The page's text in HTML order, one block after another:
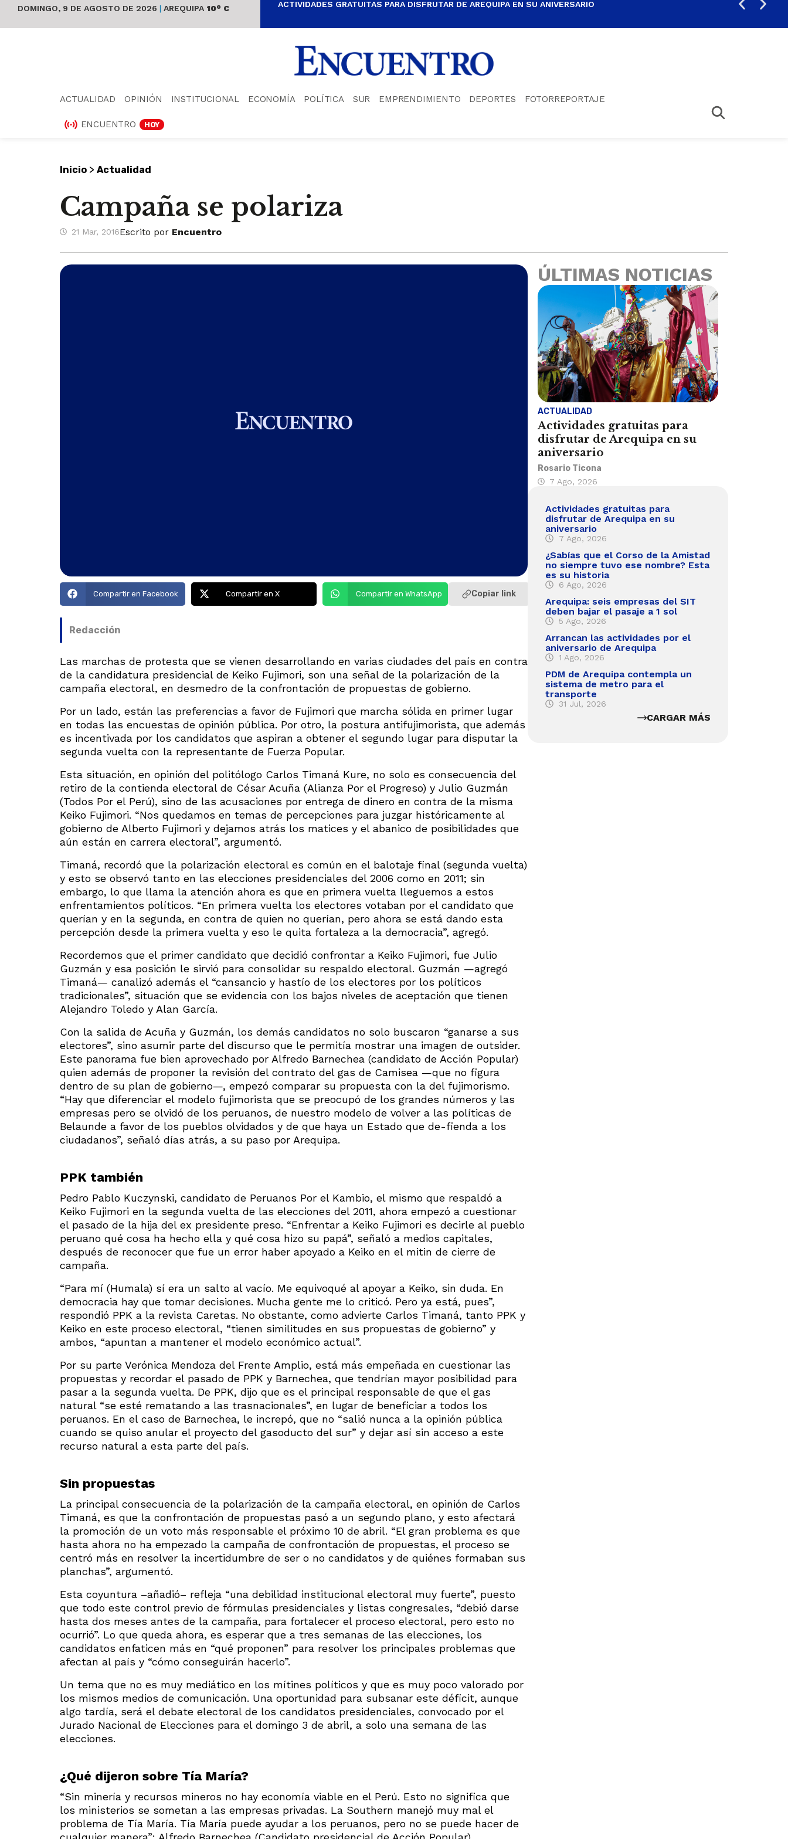
DOMINGO, 9 DE AGOSTO DE 2026 | AREQUIPA 10° C ACTIVIDADES GRATUITAS PARA DISFRUTAR DE AREQUIPA EN SU ANIVERSARIO
ACTUALIDAD OPINIÓN INSTITUCIONAL ECONOMÍA POLÍTICA SUR EMPRENDIMIENTO DEPORTES FOTORREPORTAJE
ENCUENTRO HOY
Inicio > Actualidad
Campaña se polariza
21 Mar, 2016Escrito por Encuentro
Compartir en Facebook Compartir en X Compartir en WhatsApp Copiar link
Redacción
Las marchas de protesta que se vienen desarrollando en varias ciudades del país en contra
de la candidatura presidencial de Keiko Fujimori, son una señal de la polarización de la
campaña electoral, en desmedro de la confrontación de propuestas de gobierno.
Por un lado, están las preferencias a favor de Fujimori que marcha sólida en primer lugar
en todas las encuestas de opinión pública. Por otro, la postura antifujimorista, que además
es incentivada por los candidatos que aspiran a obtener el segundo lugar para disputar la
segunda vuelta con la representante de Fuerza Popular.
Esta situación, en opinión del politólogo Carlos Timaná Kure, no solo es consecuencia del
retiro de la contienda electoral de César Acuña (Alianza Por el Progreso) y Julio Guzmán
(Todos Por el Perú), sino de las acusaciones por entrega de dinero en contra de la misma
Keiko Fujimori. “Nos quedamos en temas de percepciones para juzgar históricamente al
gobierno de Alberto Fujimori y dejamos atrás los matices y el abanico de posibilidades que
aún están en carrera electoral”, argumentó.
Timaná, recordó que la polarización electoral es común en el balotaje final (segunda vuelta)
y esto se observó tanto en las elecciones presidenciales del 2006 como en 2011; sin
embargo, lo que llama la atención ahora es que en primera vuelta lleguemos a estos
enfrentamientos políticos. “En primera vuelta los electores votaban por el candidato que
querían y en la segunda, en contra de quien no querían, pero ahora se está dando esta
percepción desde la primera vuelta y eso le quita fortaleza a la democracia”, agregó.
Recordemos que el primer candidato que decidió confrontar a Keiko Fujimori, fue Julio
Guzmán y esa posición le sirvió para consolidar su respaldo electoral. Guzmán —agregó
Timaná— canalizó además el “cansancio y hastío de los electores por los políticos
tradicionales”, situación que se evidencia con los bajos niveles de aceptación que tienen
Alejandro Toledo y Alan García.
Con la salida de Acuña y Guzmán, los demás candidatos no solo buscaron “ganarse a sus
electores”, sino asumir parte del discurso que le permitía mostrar una imagen de outsider.
Este panorama fue bien aprovechado por Alfredo Barnechea (candidato de Acción Popular)
quien además de proponer la revisión del contrato del gas de Camisea —que no figura
dentro de su plan de gobierno—, empezó comparar su propuesta con la del fujimorismo.
“Hay que diferenciar el modelo fujimorista que se preocupó de los grandes números y las
empresas pero se olvidó de los peruanos, de nuestro modelo de volver a las políticas de
Belaunde a favor de los pueblos olvidados y de que haya un Estado que de-fienda a los
ciudadanos”, señaló días atrás, a su paso por Arequipa.
PPK también
Pedro Pablo Kuczynski, candidato de Peruanos Por el Kambio, el mismo que respaldó a
Keiko Fujimori en la segunda vuelta de las elecciones del 2011, ahora empezó a cuestionar
el pasado de la hija del ex presidente preso. “Enfrentar a Keiko Fujimori es decirle al pueblo
peruano qué cosa ha hecho ella y qué cosa hizo su papá”, señaló a medios capitales,
después de reconocer que fue un error haber apoyado a Keiko en el mitin de cierre de
campaña.
“Para mí (Humala) sí era un salto al vacío. Me equivoqué al apoyar a Keiko, sin duda. En
democracia hay que tomar decisiones. Mucha gente me lo criticó. Pero ya está, pues”,
respondió PPK a la revista Caretas. No obstante, como advierte Carlos Timaná, tanto PPK y
Keiko en este proceso electoral, “tienen similitudes en sus propuestas de gobierno” y
ambos, “apuntan a mantener el modelo económico actual”.
Por su parte Verónica Mendoza del Frente Amplio, está más empeñada en cuestionar las
propuestas y recordar el pasado de PPK y Barnechea, que tendrían mayor posibilidad para
pasar a la segunda vuelta. De PPK, dijo que es el principal responsable de que el gas
natural “se esté rematando a las trasnacionales”, en lugar de beneficiar a todos los
peruanos. En el caso de Barnechea, le increpó, que no “salió nunca a la opinión pública
cuando se quiso anular el proyecto del gasoducto del sur” y dejar así sin acceso a este
recurso natural a esta parte del país.
Sin propuestas
La principal consecuencia de la polarización de la campaña electoral, en opinión de Carlos
Timaná, es que la confrontación de propuestas pasó a un segundo plano, y esto afectará
la promoción de un voto más responsable el próximo 10 de abril. “El gran problema es que
hasta ahora no ha empezado la campaña de confrontación de propuestas, el proceso se
centró más en resolver la incertidumbre de ser o no candidatos y de quiénes formaban sus
planchas”, argumentó.
Esta coyuntura –añadió– refleja “una debilidad institucional electoral muy fuerte”, puesto
que todo este control previo de fórmulas presidenciales y listas congresales, “debió darse
hasta dos meses antes de la campaña, para fortalecer el proceso electoral, pero esto no
ocurrió”. Lo que queda ahora, es esperar que a tres semanas de las elecciones, los
candidatos enfaticen más en “qué proponen” para resolver los principales problemas que
afectan al país y “cómo conseguirán hacerlo”.
Un tema que no es muy mediático en los mítines políticos y que es muy poco valorado por
los mismos medios de comunicación. Una oportunidad para subsanar este déficit, aunque
algo tardía, será el debate electoral de los candidatos presidenciales, convocado por el
Jurado Nacional de Elecciones para el domingo 3 de abril, a solo una semana de las
elecciones.
¿Qué dijeron sobre Tía María?
“Sin minería y recursos mineros no hay economía viable en el Perú. Esto no significa que
los ministerios se sometan a las empresas privadas. La Southern manejó muy mal el
problema de Tía María. Tía María puede ayudar a los peruanos, pero no se puede hacer de
ÚLTIMAS NOTICIAS
ACTUALIDAD
Actividades gratuitas para
disfrutar de Arequipa en su
aniversario
Rosario Ticona
7 Ago, 2026
Actividades gratuitas para
disfrutar de Arequipa en su
aniversario
7 Ago, 2026
¿Sabías que el Corso de la Amistad
no siempre tuvo ese nombre? Esta
es su historia
6 Ago, 2026
Arequipa: seis empresas del SIT
deben bajar el pasaje a 1 sol
5 Ago, 2026
Arrancan las actividades por el
aniversario de Arequipa
1 Ago, 2026
PDM de Arequipa contempla un
sistema de metro para el
transporte
31 Jul, 2026
CARGAR MÁS